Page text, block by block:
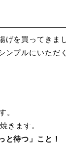
を買ってきまし
ンプルにいただ
。
きます。
と待つ」こと！